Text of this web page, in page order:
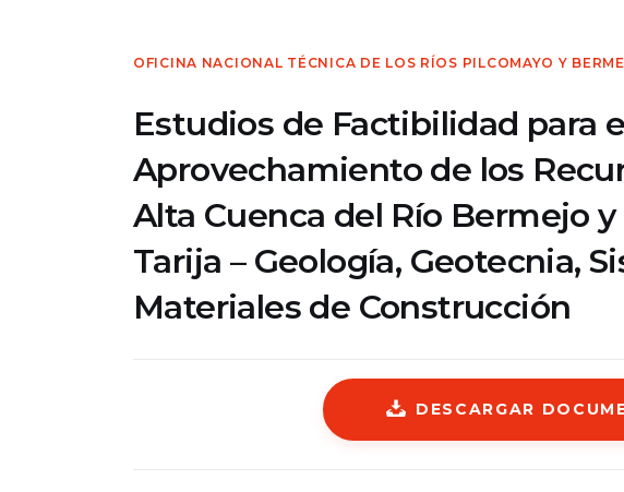
OFICINA NACIONAL TÉCNICA DE LOS RÍOS PILCOMAYO Y
Estudios de Factibilidad para
Aprovechamiento de los
Alta Cuenca del Río Bermejo
Tarija – Geología, Geotecnia,
Materiales de Construcción
DESCARGAR